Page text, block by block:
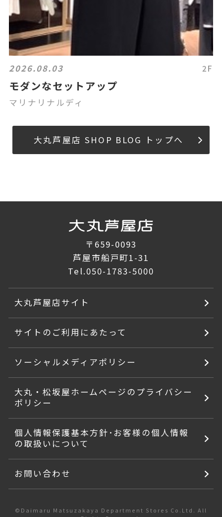
2026.08.03 2F
モダンなセットアップ
マリナリナルディ
大丸芦屋店 SHOP BLOG トップへ
〒659-0093
芦屋市船戸町1-31
Tel.050-1783-5000
大丸芦屋店サイト
サイトのご利用にあたって
ソーシャルメディアポリシー
大丸・松坂屋ホームページのプライバシー
ポリシー
個人情報保護基本方針･お客様の個人情報
の取扱いについて
お問い合わせ
©Daimaru Matsuzakaya Department Stores Co.Ltd. All